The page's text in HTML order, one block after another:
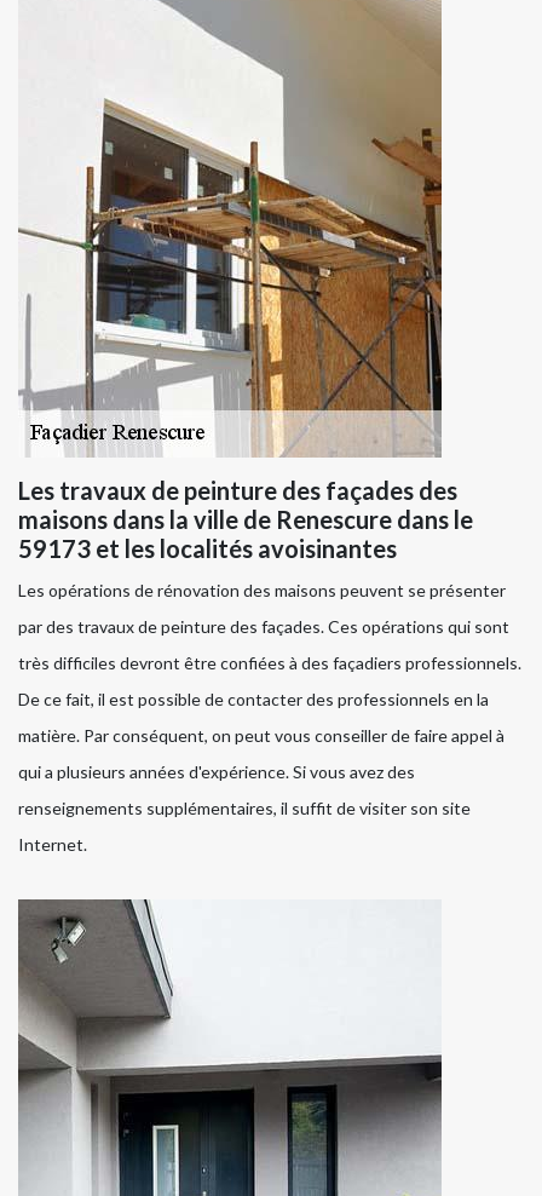
Les travaux de peinture des façades des
maisons dans la ville de Renescure dans le
59173 et les localités avoisinantes
Les opérations de rénovation des maisons peuvent se présenter
par des travaux de peinture des façades. Ces opérations qui sont
très difficiles devront être confiées à des façadiers professionnels.
De ce fait, il est possible de contacter des professionnels en la
matière. Par conséquent, on peut vous conseiller de faire appel à
qui a plusieurs années d'expérience. Si vous avez des
renseignements supplémentaires, il suffit de visiter son site
Internet.